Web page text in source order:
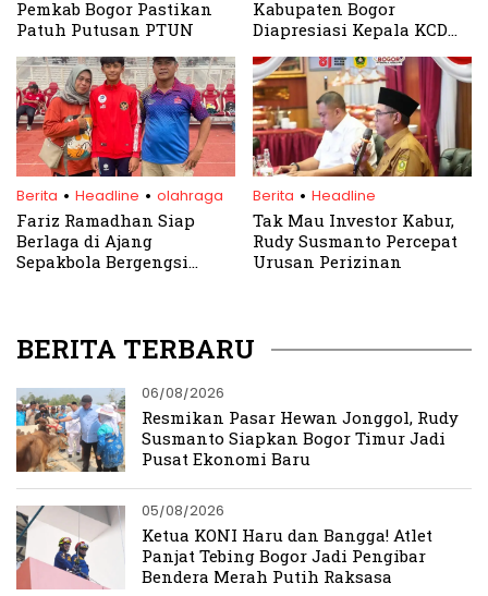
Pemkab Bogor Pastikan
Patuh Putusan PTUN
Kabupaten Bogor
Diapresiasi Kepala KCD
Jawa Barat
Berita . Headline . olahraga
Fariz Ramadhan Siap
Berlaga di Ajang
Sepakbola Bergengsi
Berita . Headline
Tak Mau Investor Kabur,
Rudy Susmanto Percepat
Urusan Perizinan
BERITA TERBARU
06/08/2026
Resmikan Pasar Hewan Jonggol, Rudy
Susmanto Siapkan Bogor Timur Jadi
Pusat Ekonomi Baru
05/08/2026
Ketua KONI Haru dan Bangga! Atlet
Panjat Tebing Bogor Jadi Pengibar
Bendera Merah Putih Raksasa